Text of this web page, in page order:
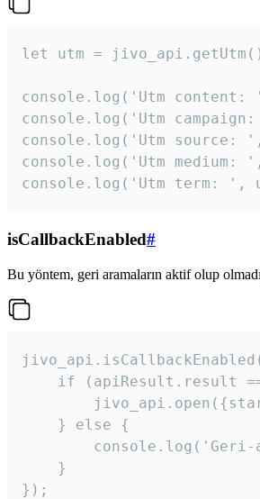
let utm =
console.log('Utm
console.log('Utm
console.log('Utm source:
console.log('Utm medium:
console.log('Utm term: ',
isCallbackEnabled#
Bu yöntem, geri aramaların aktif olup
if (apiResult.result
    } else {
    }
});